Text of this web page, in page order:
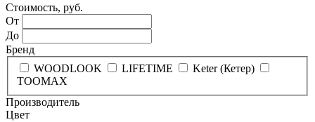
Стоимость, руб.
От
До
Бренд
WOODLOOK
LIFETIME
Keter (Кетер)
TOOMAX
Производитель
Цвет